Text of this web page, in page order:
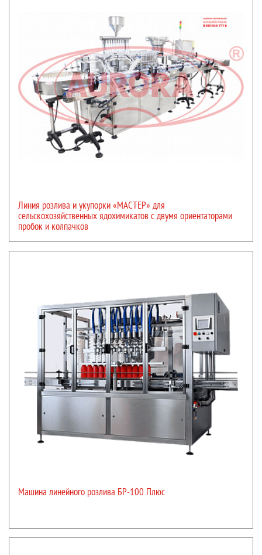
Линия розлива и укупорки «МАСТЕР» для
сельскохозяйственных ядохимикатов с двумя ориентаторами
пробок и колпачков
Машина линейного розлива БР-100 Плюс